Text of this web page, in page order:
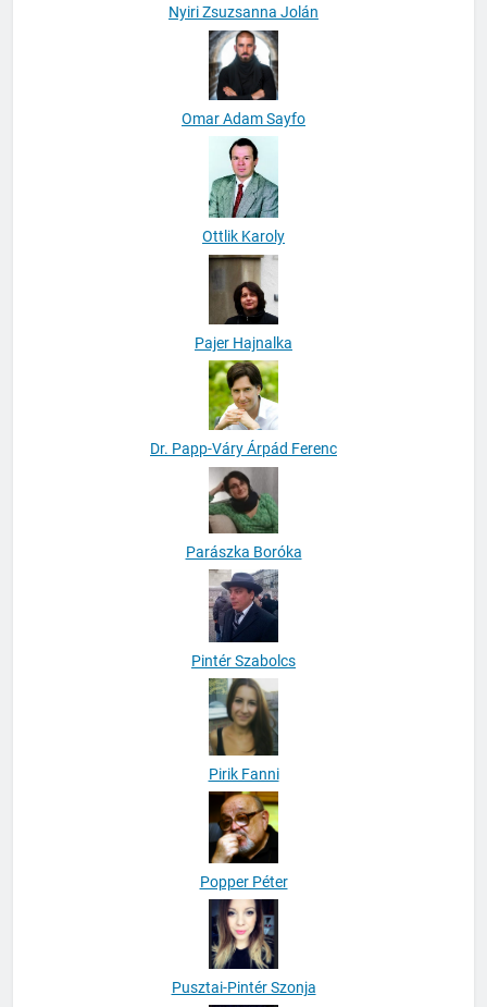
Nyiri Zsuzsanna Jolán
Omar Adam Sayfo
Ottlik Karoly
Pajer Hajnalka
Dr. Papp-Váry Árpád Ferenc
Parászka Boróka
Pintér Szabolcs
Pirik Fanni
Popper Péter
Pusztai-Pintér Szonja